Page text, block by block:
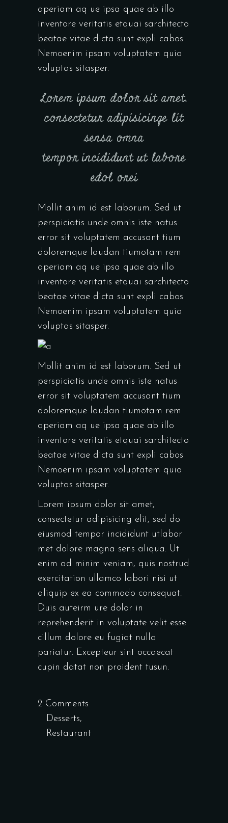
aperiam aq ue ipsa quae ab illo
inventore veritatis etquai sarchitecto
beatae vitae dicta sunt expli cabos
Nemoenim ipsam voluptatem quia
voluptas sitasper.
Lorem ipsum dolor sit amet,
consectetur adipisicinge lit
sensa omna
tempor incididunt ut labore
edol orei
Mollit anim id est laborum. Sed ut
perspiciatis unde omnis iste natus
error sit voluptatem accusant tium
doloremque laudan tiumotam rem
aperiam aq ue ipsa quae ab illo
inventore veritatis etquai sarchitecto
beatae vitae dicta sunt expli cabos
Nemoenim ipsam voluptatem quia
voluptas sitasper.
Mollit anim id est laborum. Sed ut
perspiciatis unde omnis iste natus
error sit voluptatem accusant tium
doloremque laudan tiumotam rem
aperiam aq ue ipsa quae ab illo
inventore veritatis etquai sarchitecto
beatae vitae dicta sunt expli cabos
Nemoenim ipsam voluptatem quia
voluptas sitasper.
Lorem ipsum dolor sit amet,
consectetur adipisicing elit, sed do
eiusmod tempor incididunt utlabor
met dolore magna sens aliqua. Ut
enim ad minim veniam, quis nostrud
exercitation ullamco labori nisi ut
aliquip ex ea commodo consequat.
Duis auteirm ure dolor in
reprehenderit in voluptate velit esse
cillum dolore eu fugiat nulla
pariatur. Excepteur sint occaecat
cupin datat non proident tusun.
2 Comments
Desserts,
Restaurant